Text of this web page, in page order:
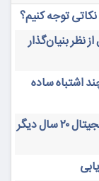
توجه کنیم؟
نظر بنیان‌گذار
اشتباه ساده
پشت پرده آینده اقتصاد جهان؛ بازار ارزهای دیجیتال ۲۰ سال دیگر